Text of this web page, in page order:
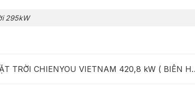
295kW
TRỜI CHIENYOU VIETNAM 420,8 kW ( BIÊN